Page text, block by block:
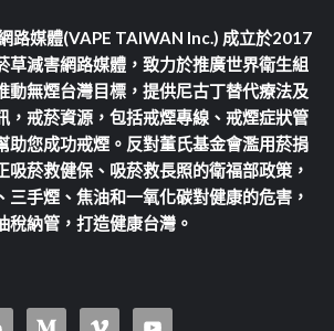
路媒體(VAPE TAIWAN Inc.) 成立於2017
草減害網路媒體，致力於推廣世界衛生組
動無煙台灣目標，提供尼古丁替代療法及
，戒菸資源，包括戒煙專線、戒煙症狀管
助您成功戒煙。反對董氏基金會濫用菸捐
吸菸救健保、吸菸救長照的衛福部政策，
三手煙、焦油和一氧化碳對健康的危害，
稅納管，打造健康台灣。